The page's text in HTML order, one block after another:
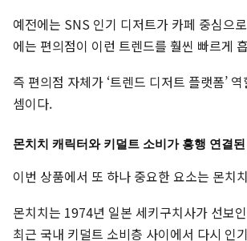
예전에는 SNS 인기 디저트가 카페 중심으
에는 편의점이 이런 트렌드를 훨씬 빠르게
즉 편의점 자체가 ‘트렌드 디저트 플랫폼’
셈이다.
몬치치 캐릭터와 키덜트 소비가 흥행 연결
이번 상품에서 또 하나 중요한 요소는 몬치
몬치치는 1974년 일본 세키구치사가 선보
최근 국내 키덜트 소비층 사이에서 다시 인